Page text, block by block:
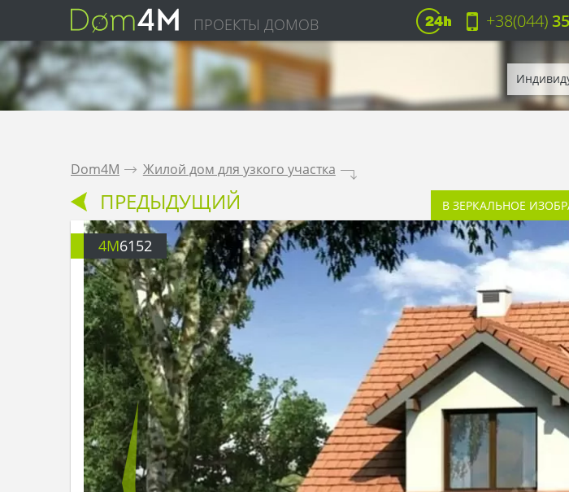
ПРОЕКТЫ ДОМОВ +38(044)
Dom4M . Жилой дом для узкого участка .
ПРЕДЫДУЩИЙ В ЗЕРКАЛЬНОЕ
4M6152